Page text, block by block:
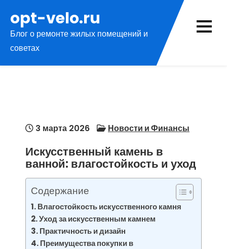
содержимому
opt-velo.ru
Блог о ремонте жилых помещений и
советах
3 марта 2026 Новости и Финансы
Искусственный камень в
ванной: влагостойкость и уход
Содержание
Влагостойкость искусственного камня
Уход за искусственным камнем
Практичность и дизайн
Преимущества покупки в